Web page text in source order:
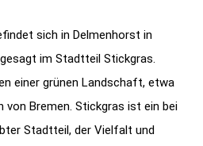
sich in Delmenhorst in
im Stadtteil Stickgras.
einer grünen Landschaft, etwa
von Bremen. Stickgras ist ein bei
Stadtteil, der Vielfalt und